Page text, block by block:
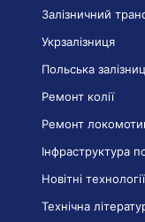
Залізничний
Укрзалізниця
Польська
Ремонт колії
Ремонт
Інфраструктура
Новітні
Технічна